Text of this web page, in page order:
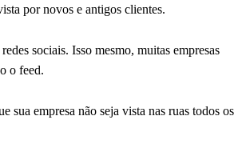
por novos e antigos clientes.
sociais. Isso mesmo, muitas empresas
o feed.
empresa não seja vista nas ruas todos os